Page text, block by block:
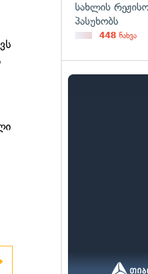
სახლის
პასუხობს
448 ნახვა